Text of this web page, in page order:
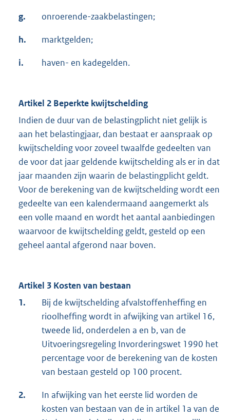
g. onroerende-zaakbelastingen;
h. marktgelden;
i. haven- en kadegelden.
Artikel 2 Beperkte kwijtschelding
Indien de duur van de belastingplicht niet gelijk is
aan het belastingjaar, dan bestaat er aanspraak op
kwijtschelding voor zoveel twaalfde gedeelten van
de voor dat jaar geldende kwijtschelding als er in dat
jaar maanden zijn waarin de belastingplicht geldt.
Voor de berekening van de kwijtschelding wordt een
gedeelte van een kalendermaand aangemerkt als
een volle maand en wordt het aantal aanbiedingen
waarvoor de kwijtschelding geldt, gesteld op een
geheel aantal afgerond naar boven.
Artikel 3 Kosten van bestaan
1.
Bij de kwijtschelding afvalstoffenheffing en
rioolheffing wordt in afwijking van artikel 16,
tweede lid, onderdelen a en b, van de
Uitvoeringsregeling Invorderingswet 1990 het
percentage voor de berekening van de kosten
van bestaan gesteld op 100 procent.
2.
In afwijking van het eerste lid worden de
kosten van bestaan van de in artikel 1a van de